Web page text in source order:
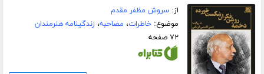
از:سروش مظفر مقدم
موضوع:خاطرات، مصاحبه،زندگینامه هنرمندان
۷۲ صفحه